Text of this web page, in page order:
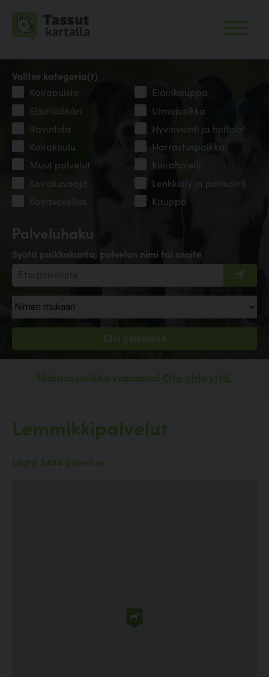
Palveluhaku
Syötä paikkakunta, palvelun nimi tai osoite
Valitse kategoria(t)
Koirapuisto
Eläinkauppa
Eläinlääkäri
Uimapaikka
Ravintola
Hyvinvointi ja hoitolat
Koirakoulu
Harrastuspaikka
Muut palvelut
Koirahotelli
Koirakuvaaja
Lenkkeily ja patikointi
Koirasovellus
Kauppa
Mainospaikka vapaana! Ota yhteyttä.
Lemmikkipalvelut
Löytyi 2494 palvelua